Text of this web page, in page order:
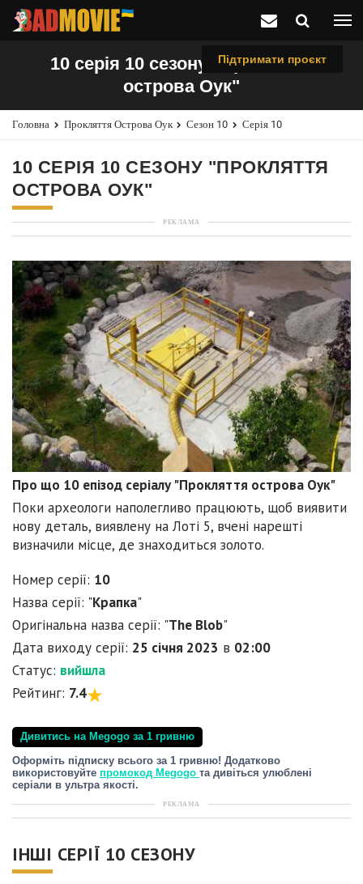
Підтримати проєкт
10 серія 10 сезону "Прокляття
острова Оук"
Головна Прокляття Острова Оук Сезон 10 Серія 10
10 СЕРІЯ 10 СЕЗОНУ "ПРОКЛЯТТЯ
ОСТРОВА ОУК"
РЕКЛАМА
Про що 10 епізод серіалу "Прокляття острова Оук"
Поки археологи наполегливо працюють, щоб виявити
нову деталь, виявлену на Лоті 5, вчені нарешті
визначили місце, де знаходиться золото.
Номер серії: 10
Назва серії: "Крапка"
Оригінальна назва серії: "The Blob"
Дата виходу серії: 25 січня 2023 в 02:00
Статус: вийшла
Рейтинг: 7.4
Дивитись на Megogo за 1 гривню
Оформіть підписку всього за 1 гривню! Додатково
використовуйте промокод Megogo та дивіться улюблені
серіали в ультра якості.
РЕКЛАМА
ІНШІ СЕРІЇ 10 СЕЗОНУ